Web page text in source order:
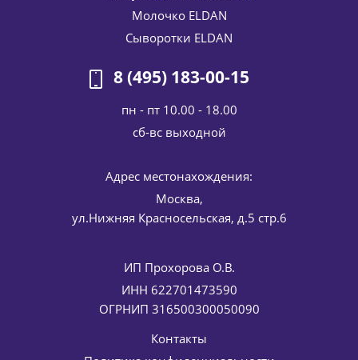
Крем с фруктовыми кислотами AHA 8% ELDAN Cosmetics
50 мл
15 % Экономия1 107руб.
Очищающее средство (локальная сыворотка) для
жирной и проблемной кожи Anti-Bac Touch ELDAN
Cosmetics 10 мл
Экономия589
Молочко ELDAN
Сыворотки ELDAN
8 (495) 183-00-15
пн - пт 10.00 - 18.00
cб-вс выходной
Адрес местонахождения:
Москва,
ул.Нижняя Красносельская, д.5 стр.6
ИП Прохорова О.В.
ИНН 622701473590
ОГРНИП 316500300050090
Контакты